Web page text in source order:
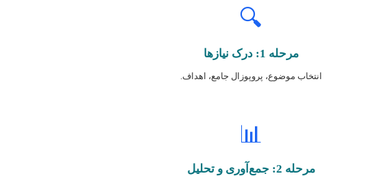
🔍
مرحله 1: درک نیازها
انتخاب موضوع، پروپوزال جامع، اهداف.
📊
مرحله 2: جمع‌آوری و تحلیل